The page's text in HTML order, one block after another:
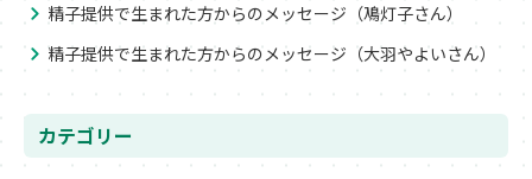
精子提供で生まれた方からのメッセージ（鳰灯子さん）
精子提供で生まれた方からのメッセージ（大羽やよいさん）
カテゴリー